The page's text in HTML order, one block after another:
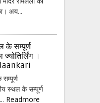
अय...
के सम्पूर्ण
।
स्थल के सम्पूर्ण
Readmore